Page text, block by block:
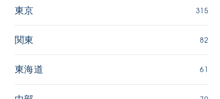
東京 315
関東 82
東海道 61